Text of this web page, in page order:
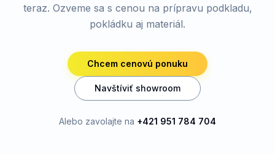
teraz. Ozveme sa s cenou na prípravu podkladu,
pokládku aj materiál.
Chcem cenovú ponuku
Navštíviť showroom
Alebo zavolajte na +421 951 784 704